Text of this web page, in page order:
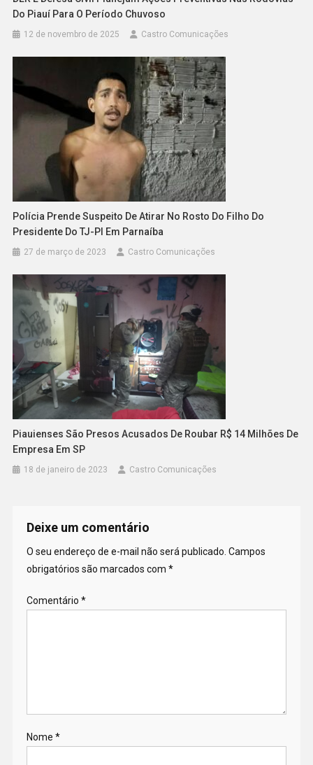
Do Piauí Para O Período Chuvoso
12 de novembro de 2025 Castro Comunicações
Polícia Prende Suspeito De Atirar No Rosto Do Filho Do
Presidente Do TJ-PI Em Parnaíba
27 de março de 2023 Castro Comunicações
Piauienses São Presos Acusados De Roubar R$ 14 Milhões De
Empresa Em SP
18 de janeiro de 2023 Castro Comunicações
Deixe um comentário
O seu endereço de e-mail não será publicado. Campos
obrigatórios são marcados com *
Comentário *
Nome *